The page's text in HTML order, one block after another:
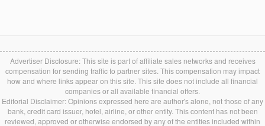
Advertiser Disclosure: This site is part of affiliate sales networks and receives
compensation for sending traffic to partner sites. This compensation may impact
how and where links appear on this site. This site does not include all financial
companies or all available financial offers.
Editorial Disclaimer: Opinions expressed here are author's alone, not those of any
bank, credit card issuer, hotel, airline, or other entity. This content has not been
reviewed, approved or otherwise endorsed by any of the entities included within